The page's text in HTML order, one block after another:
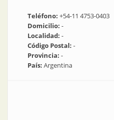
Teléfono: +54-11 4753-0403
Domicilio: -
Localidad: -
Código Postal: -
Provincia: -
País: Argentina